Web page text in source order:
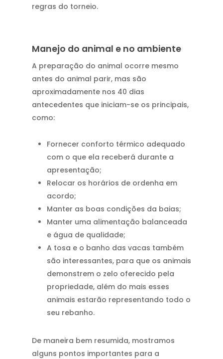
regras do torneio.
Manejo do animal e no ambiente
A preparação do animal ocorre mesmo
antes do animal parir, mas são
aproximadamente nos 40 dias
antecedentes que iniciam-se os principais,
como:
Fornecer conforto térmico adequado
com o que ela receberá durante a
apresentação;
Relocar os horários de ordenha em
acordo;
Manter as boas condições da baias;
Manter uma alimentação balanceada
e água de qualidade;
A tosa e o banho das vacas também
são interessantes, para que os animais
demonstrem o zelo oferecido pela
propriedade, além do mais esses
animais estarão representando todo o
seu rebanho.
De maneira bem resumida, mostramos
alguns pontos importantes para a